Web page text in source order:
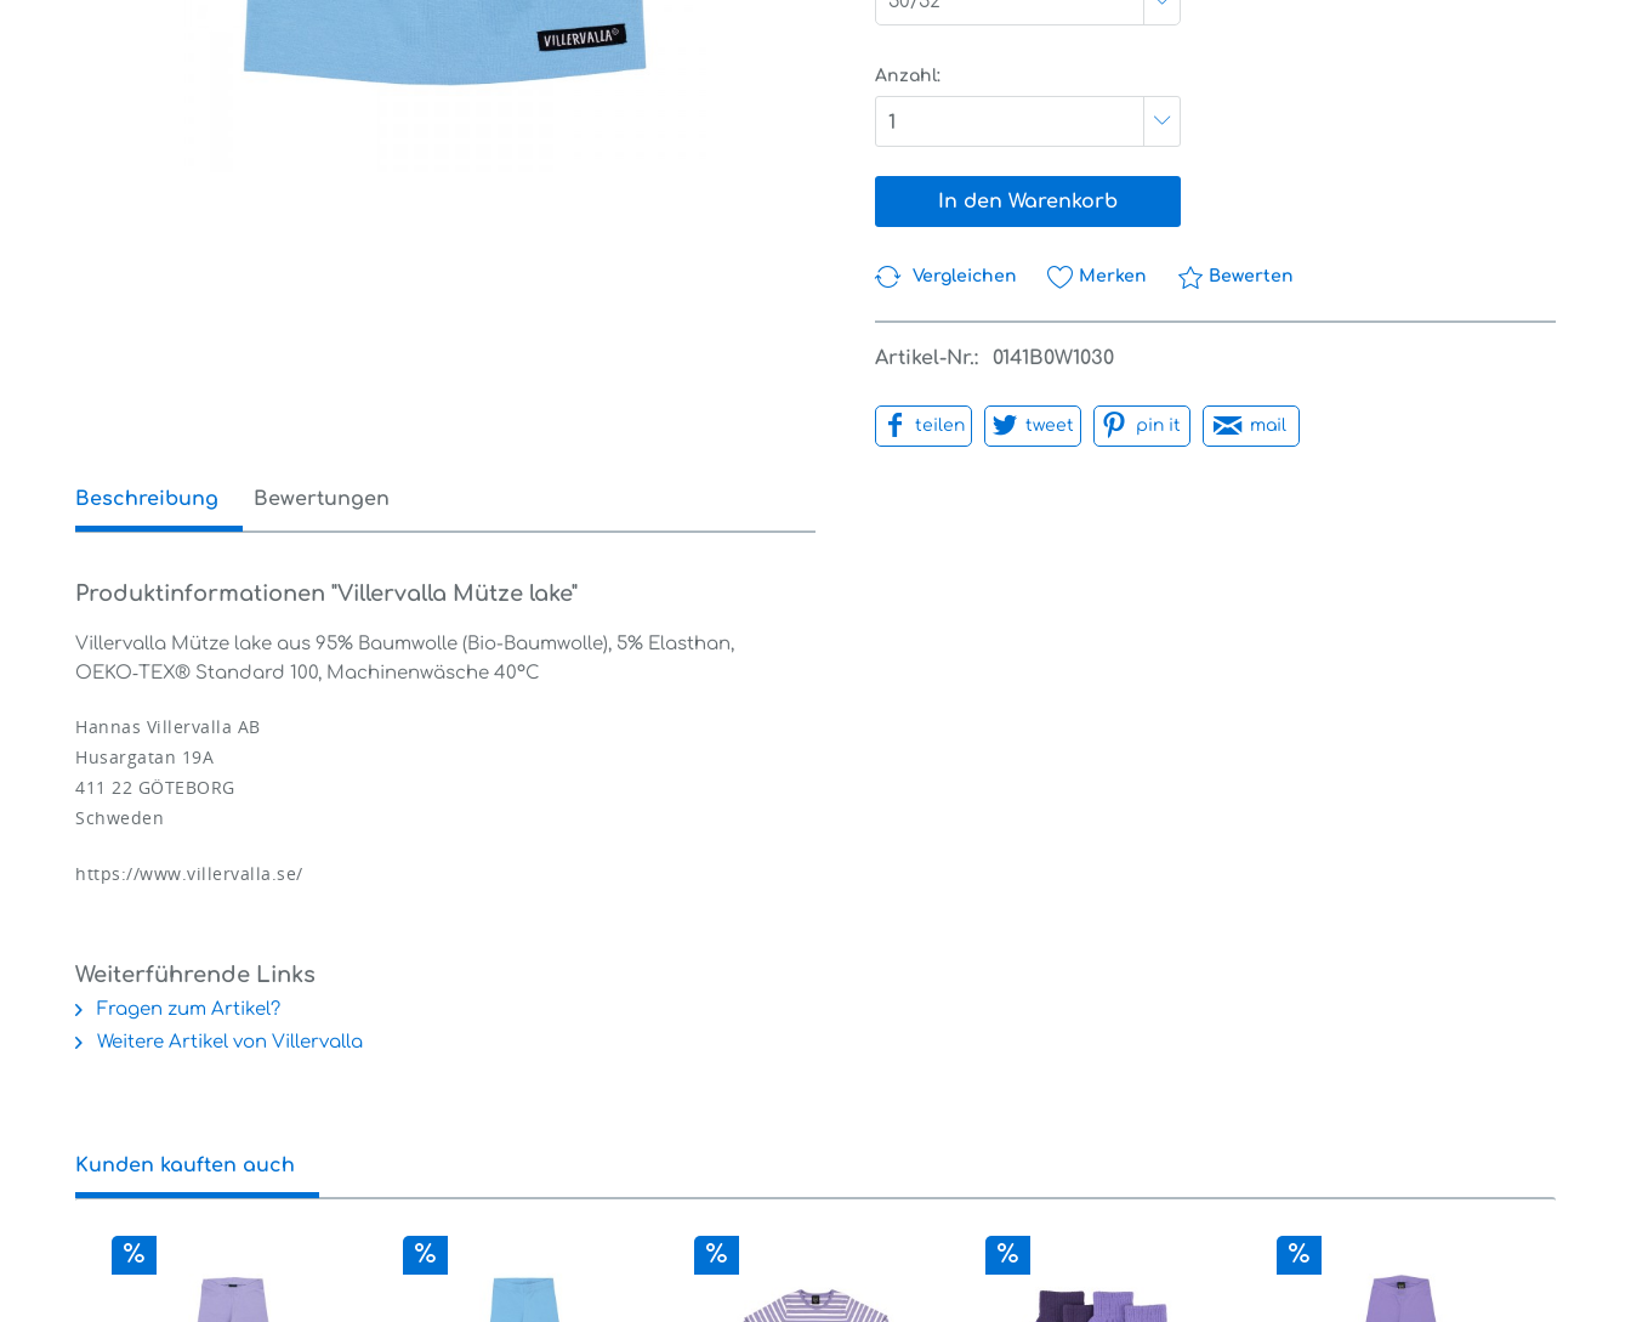
Anzahl:
1
In den Warenkorb
Vergleichen Merken Bewerten
Artikel-Nr.: 0141B0W1030
teilen tweet pin it mail
Beschreibung Bewertungen
Produktinformationen "Villervalla Mütze lake"
Villervalla Mütze lake aus 95% Baumwolle (Bio-Baumwolle), 5% Elasthan,
OEKO‑TEX® Standard 100, Machinenwäsche 40°C
Hannas Villervalla AB
Husargatan 19A
411 22 GÖTEBORG
Schweden
https://www.villervalla.se/
Weiterführende Links
Fragen zum Artikel?
Weitere Artikel von Villervalla
Kunden kauften auch